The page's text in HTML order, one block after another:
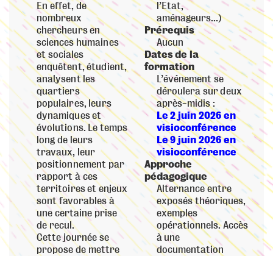
En effet, de
nombreux
chercheurs en
sciences humaines
et sociales
enquêtent, étudient,
analysent les
quartiers
populaires, leurs
dynamiques et
évolutions. Le temps
long de leurs
travaux, leur
positionnement par
rapport à ces
territoires et enjeux
sont favorables à
une certaine prise
de recul.
Cette journée se
propose de mettre
l’Etat,
aménageurs…)
Prérequis
Aucun
Dates de la
formation
L’événement se
déroulera sur deux
après-midis :
Le 2 juin 2026 en
visioconférence
Le 9 juin 2026 en
visioconférence
Approche
pédagogique
Alternance entre
exposés théoriques,
exemples
opérationnels. Accès
à une
documentation